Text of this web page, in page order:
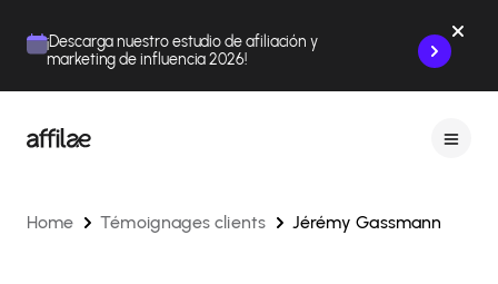
¡Descarga nuestro estudio de afiliación y
marketing de influencia 2026!
Home Témoignages clients Jérémy Gassmann